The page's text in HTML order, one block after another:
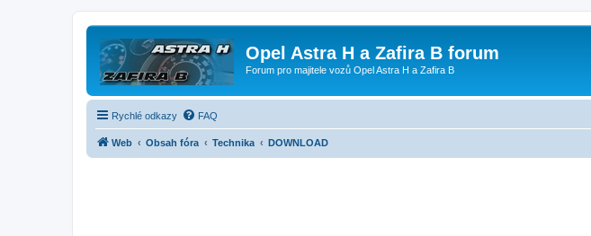
Opel Astra H a Zafira B forum
Forum pro majitele vozů Opel Astra H a Zafira B
Rychlé odkazy FAQ
Web Obsah fóra Technika DOWNLOAD